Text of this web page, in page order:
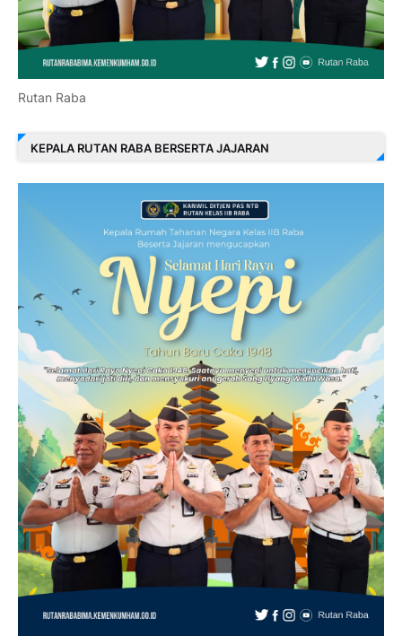
Rutan Raba
KEPALA RUTAN RABA BERSERTA JAJARAN